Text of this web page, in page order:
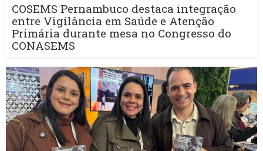
COSEMS Pernambuco destaca integração
entre Vigilância em Saúde e Atenção
Primária durante mesa no Congresso do
CONASEMS